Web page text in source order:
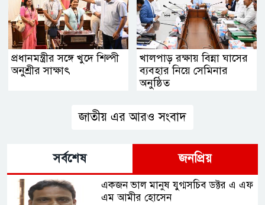
প্রধানমন্ত্রীর সঙ্গে খুদে শিল্পী
অনুশ্রীর সাক্ষাৎ
খালপাড় রক্ষায় বিন্না ঘাসের
ব্যবহার নিয়ে সেমিনার
অনুষ্ঠিত
জাতীয় এর আরও সংবাদ
সর্বশেষ জনপ্রিয়
একজন ভাল মানুষ যুগ্মসচিব ডক্টর এ এফ
এম আমীর হোসেন